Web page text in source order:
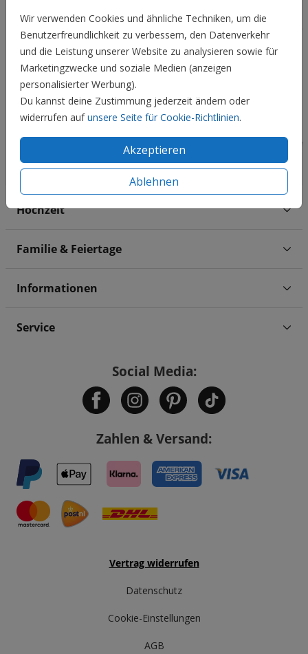
Wir verwenden Cookies und ähnliche Techniken, um die
Benutzerfreundlichkeit zu verbessern, den Datenverkehr
und die Leistung unserer Website zu analysieren sowie für
Marketingzwecke und soziale Medien (anzeigen
personalisierter Werbung).
Du kannst deine Zustimmung jederzeit ändern oder
widerrufen aufunsere Seite für Cookie-Richtlinien.
Akzeptieren
Ablehnen
Hochzeit
Familie & Feiertage
Informationen
Service
Social Media:
Zahlen & Versand:
Vertrag widerrufen
Datenschutz
Cookie-Einstellungen
AGB